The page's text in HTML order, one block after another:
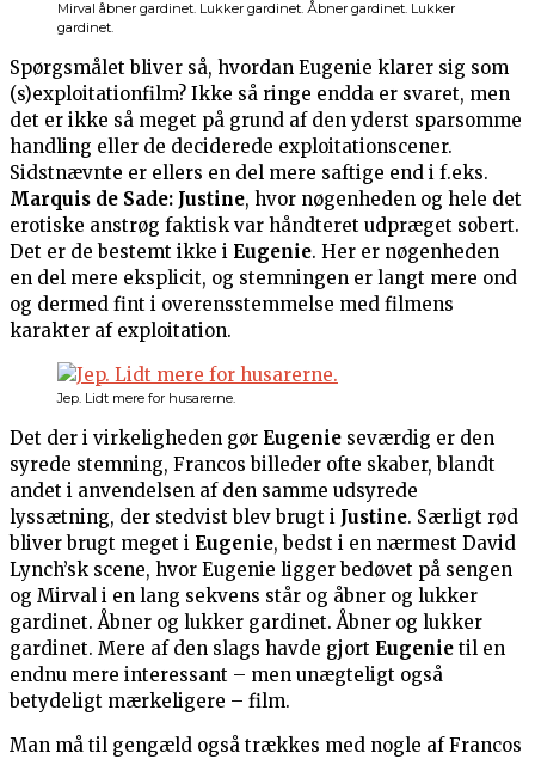
Mirval åbner gardinet. Lukker gardinet. Åbner gardinet. Lukker
gardinet.
Spørgsmålet bliver så, hvordan Eugenie klarer sig som
(s)exploitationfilm? Ikke så ringe endda er svaret, men
det er ikke så meget på grund af den yderst sparsomme
handling eller de deciderede exploitationscener.
Sidstnævnte er ellers en del mere saftige end i f.eks.
Marquis de Sade: Justine, hvor nøgenheden og hele det
erotiske anstrøg faktisk var håndteret udpræget sobert.
Det er de bestemt ikke i Eugenie. Her er nøgenheden
en del mere eksplicit, og stemningen er langt mere ond
og dermed fint i overensstemmelse med filmens
karakter af exploitation.
Jep. Lidt mere for husarerne.
Det der i virkeligheden gør Eugenie seværdig er den
syrede stemning, Francos billeder ofte skaber, blandt
andet i anvendelsen af den samme udsyrede
lyssætning, der stedvist blev brugt i Justine. Særligt rød
bliver brugt meget i Eugenie, bedst i en nærmest David
Lynch’sk scene, hvor Eugenie ligger bedøvet på sengen
og Mirval i en lang sekvens står og åbner og lukker
gardinet. Åbner og lukker gardinet. Åbner og lukker
gardinet. Mere af den slags havde gjort Eugenie til en
endnu mere interessant – men unægteligt også
betydeligt mærkeligere – film.
Man må til gengæld også trækkes med nogle af Francos